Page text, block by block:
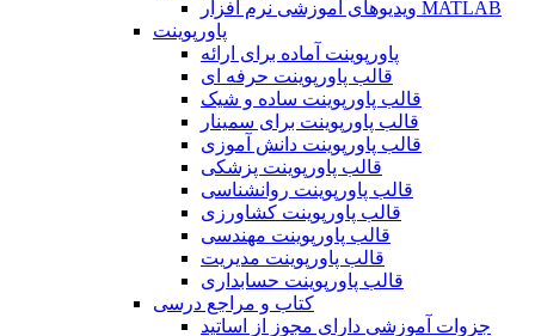
ویدیوهای آموزشی نرم افزار MATLAB
پاورپوینت
پاورپوینت آماده برای ارائه
قالب پاورپوینت حرفه ای
قالب پاورپوینت ساده و شیک
قالب پاورپوینت برای سمینار
قالب پاورپوینت دانش آموزی
قالب پاورپوینت پزشکی
قالب پاورپوینت روانشناسی
قالب پاورپوینت کشاورزی
قالب پاورپوینت مهندسی
قالب پاورپوینت مدیریت
قالب پاورپوینت حسابداری
کتاب و مراجع درسی
جزوات آموزشی دارای مجوز از اساتید